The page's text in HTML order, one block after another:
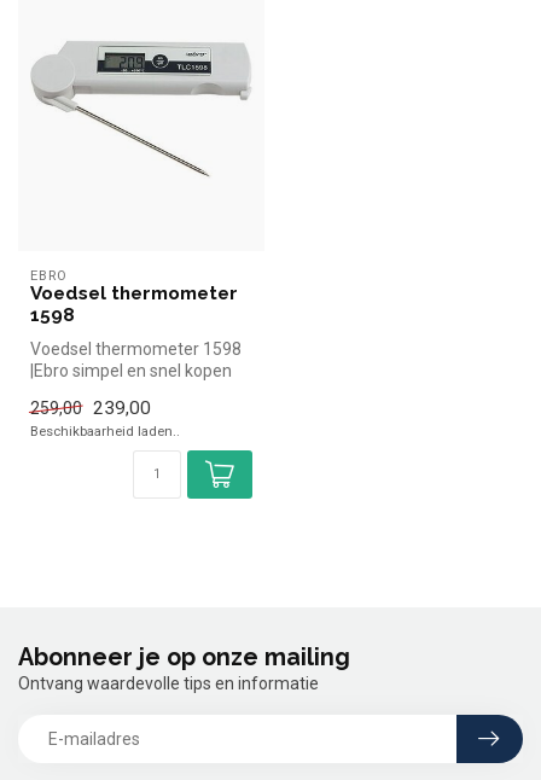
EBRO
Voedsel thermometer
1598
Voedsel thermometer 1598
|Ebro simpel en snel kopen
259,00 239,00
Beschikbaarheid laden..
Abonneer je op onze mailing
Ontvang waardevolle tips en informatie